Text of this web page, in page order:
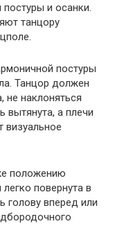
и осанки.
танцору
постуры
Танцор должен
не наклоняться
вытянута, а плечи
положению
повернута в
голову вперед или